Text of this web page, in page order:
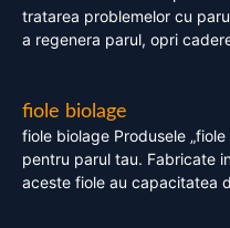
tratarea problemelor cu
a regenera parul, opri
fiole biolage
fiole biolage Produsele
pentru parul tau. Fabricate
aceste fiole au capacitatea